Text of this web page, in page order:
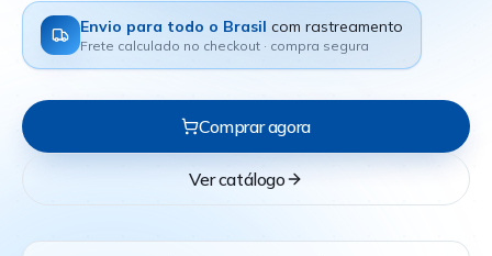
Envio para todo o Brasil com rastreamento
Frete calculado no checkout · compra segura
Comprar agora
Ver catálogo